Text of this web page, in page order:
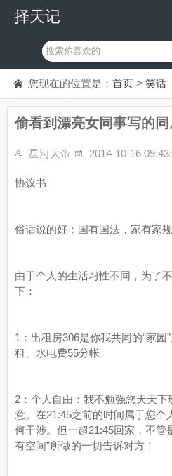
择天记
您现在的位置是： 首页 > 笑话
偷看到漂亮女同事写的
星河大帝 2014-10-16
协议书
俗话说的好：国有国法，家有家
由于个人的生活习性不同，为了
下：
1：出租房306是你我共同的“家
租、水电费55分帐
2：个人自由：我不勉强您天天
意。在21:45之前的时间属于您个
何干涉。但一超21:45回家，不管
有空间”所做的一切告诉对方！